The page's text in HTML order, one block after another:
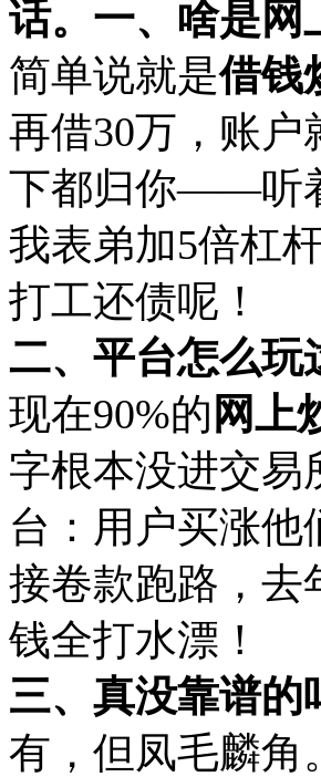
话。 一、啥是网
简单说就是‌借钱
再借30万，账户
下都归你——听
我表弟加5倍杠
打工还债呢！
二、平台怎么玩
现在90%的‌ 网上
字根本没进交易
台：用户买涨
接卷款跑路，去
钱全打水漂！
三、真没靠谱的
有，但凤毛麟角。‌